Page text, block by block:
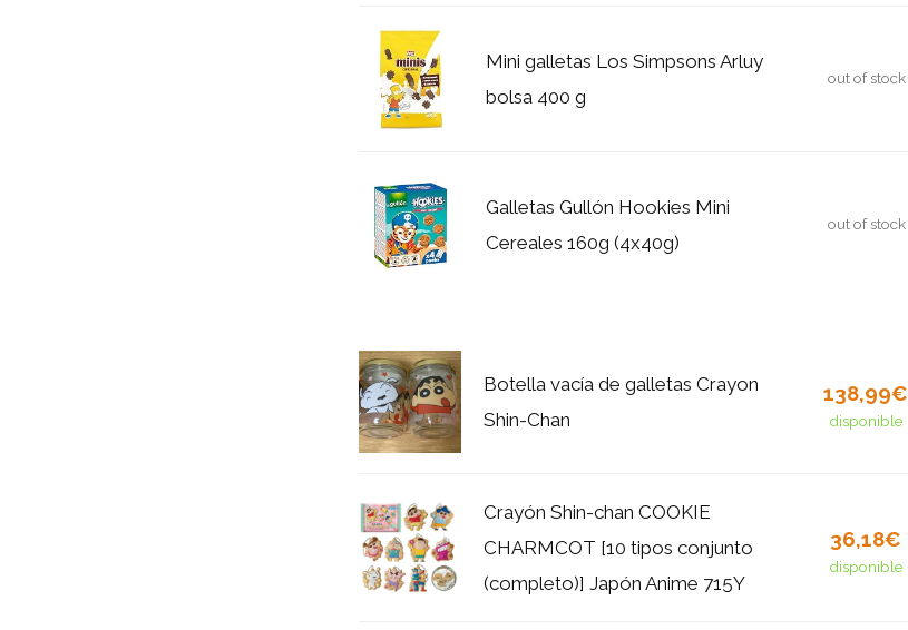
Mini galletas Los Simpsons Arluy
bolsa 400 g
out of stock
Galletas Gullón Hookies Mini
Cereales 160g (4x40g)
out of stock
Botella vacía de galletas Crayon
Shin-Chan
138,99€
disponible
Crayón Shin-chan COOKIE
CHARMCOT [10 tipos conjunto
(completo)] Japón Anime 715Y
36,18€
disponible